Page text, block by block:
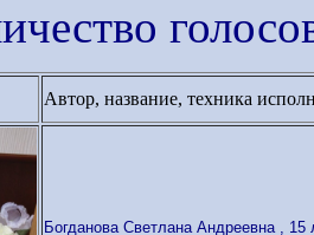
Автор, название, техника
Богданова Светлана Андреевна ,